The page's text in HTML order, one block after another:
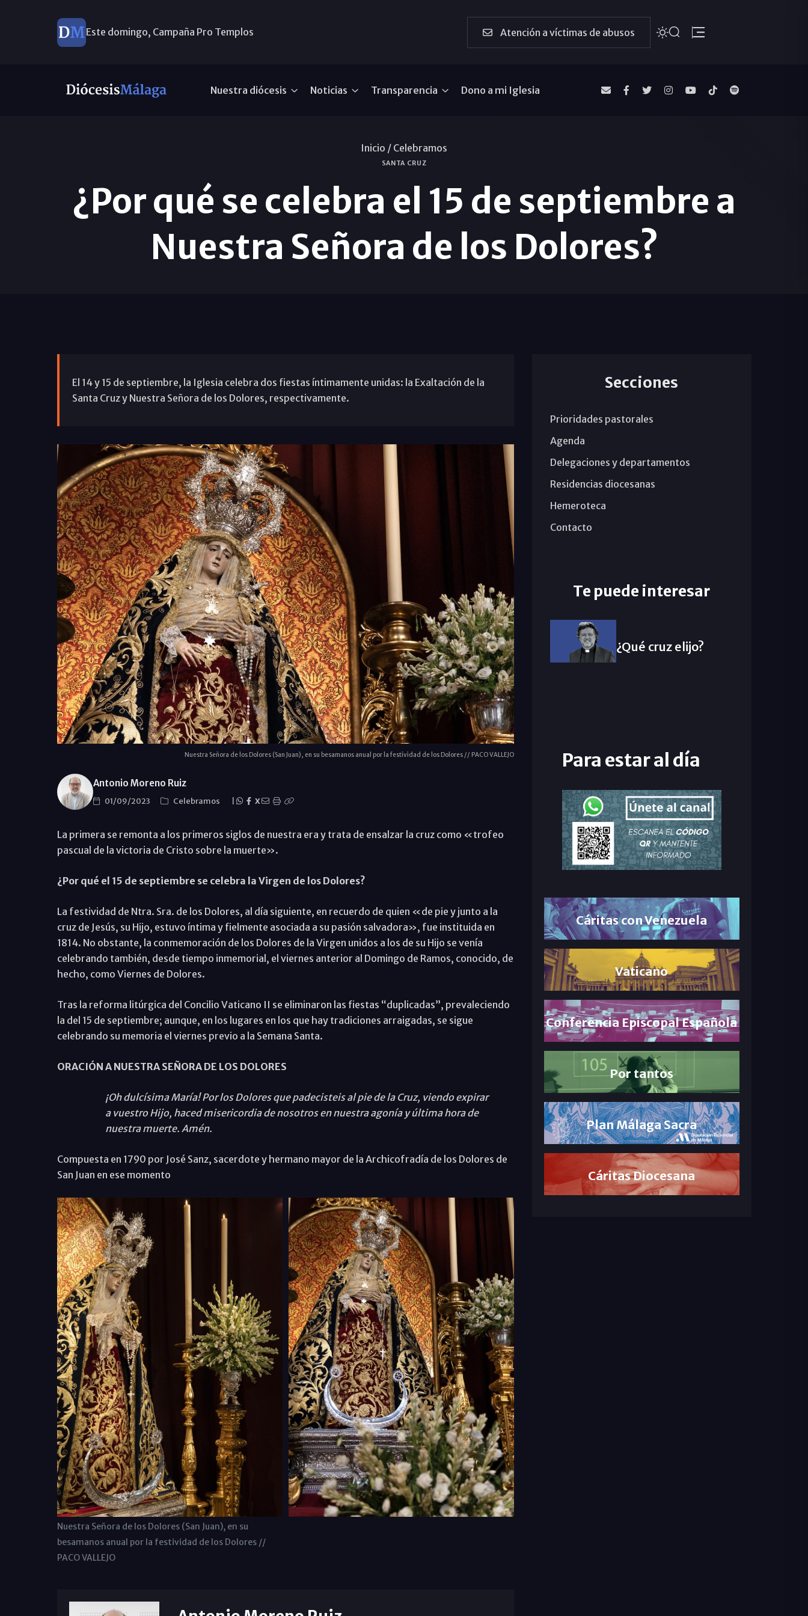
Atención a víctimas de abusos
Nuestra diócesis Noticias Transparencia Dono a mi Iglesia
Inicio / Celebramos
SANTA CRUZ
¿Por qué se celebra el 15 de septiembre a
Nuestra Señora de los Dolores?
El 14 y 15 de septiembre, la Iglesia celebra dos fiestas íntimamente unidas: la Exaltación de la
Santa Cruz y Nuestra Señora de los Dolores, respectivamente.
Nuestra Señora de los Dolores (San Juan), en su besamanos anual por la festividad de los Dolores // PACO VALLEJO
Antonio Moreno Ruiz
01/09/2023 Celebramos X
La primera se remonta a los primeros siglos de nuestra era y trata de ensalzar la cruz como «trofeo
pascual de la victoria de Cristo sobre la muerte».
¿Por qué el 15 de septiembre se celebra la Virgen de los Dolores?
La festividad de Ntra. Sra. de los Dolores, al día siguiente, en recuerdo de quien «de pie y junto a la
cruz de Jesús, su Hijo, estuvo íntima y fielmente asociada a su pasión salvadora», fue instituida en
1814. No obstante, la conmemoración de los Dolores de la Virgen unidos a los de su Hijo se venía
celebrando también, desde tiempo inmemorial, el viernes anterior al Domingo de Ramos, conocido, de
hecho, como Viernes de Dolores.
Tras la reforma litúrgica del Concilio Vaticano II se eliminaron las fiestas “duplicadas”, prevaleciendo
la del 15 de septiembre; aunque, en los lugares en los que hay tradiciones arraigadas, se sigue
celebrando su memoria el viernes previo a la Semana Santa.
ORACIÓN A NUESTRA SEÑORA DE LOS DOLORES
¡Oh dulcísima María! Por los Dolores que padecisteis al pie de la Cruz, viendo expirar
a vuestro Hijo, haced misericordia de nosotros en nuestra agonía y última hora de
nuestra muerte. Amén.
Compuesta en 1790 por José Sanz, sacerdote y hermano mayor de la Archicofradía de los Dolores de
San Juan en ese momento
Nuestra Señora de los Dolores (San Juan), en su
besamanos anual por la festividad de los Dolores //
PACO VALLEJO
Secciones
Prioridades pastorales
Agenda
Delegaciones y departamentos
Residencias diocesanas
Hemeroteca
Contacto
Te puede interesar
¿Qué cruz elijo?
Para estar al día
Cáritas con Venezuela
Vaticano
Conferencia Episcopal Española
Por tantos
Plan Málaga Sacra
Cáritas Diocesana